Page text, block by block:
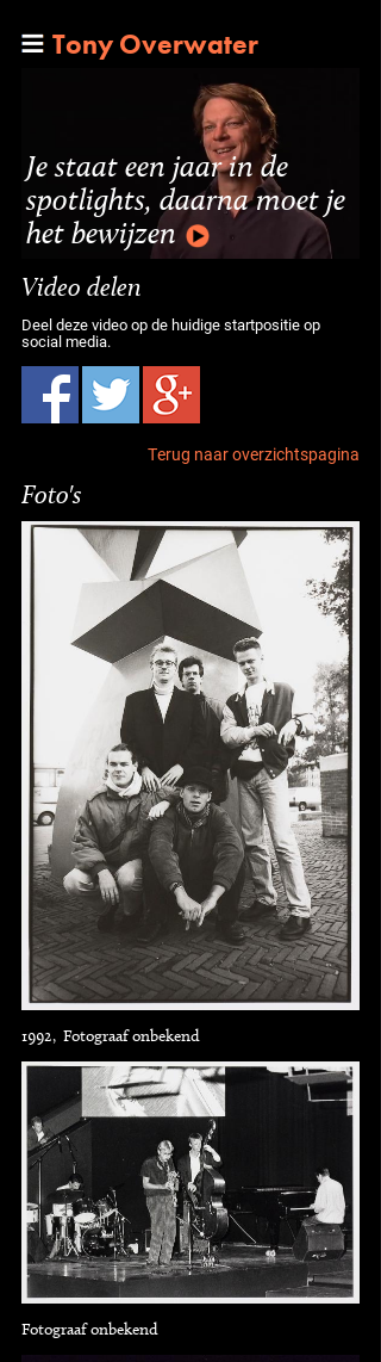
Tony Overwater
Je staat een jaar in de
spotlights, daarna moet je
het bewijzen
Video delen
Deel deze video op de huidige startpositie op
social media.
Terug naar overzichtspagina
Foto's
1992, Fotograaf onbekend
Fotograaf onbekend